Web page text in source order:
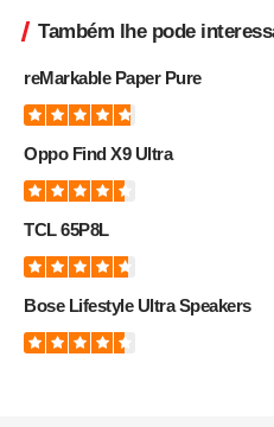
Também lhe pode
reMarkable Paper Pure
Oppo Find X9 Ultra
TCL 65P8L
Bose Lifestyle Ultra Speakers